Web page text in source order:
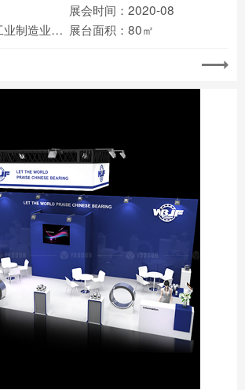
展会时间：2020-08
展会名称：杭州工业制造业博览会 展台面积：80㎡